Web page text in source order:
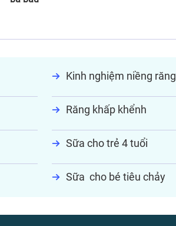
Kinh nghiệm niềng răng
Răng khấp khểnh
Sữa cho trẻ 4 tuổi
Sữa cho bé tiêu chảy